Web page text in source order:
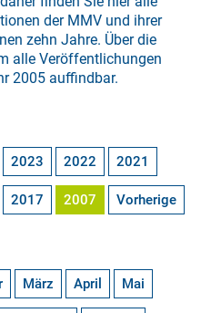
der MMV und ihrer
zehn Jahre. Über die
alle Veröffentlichungen
2005 auffindbar.
2023 2022 2021
2017 2007 Vorherige
März April Mai